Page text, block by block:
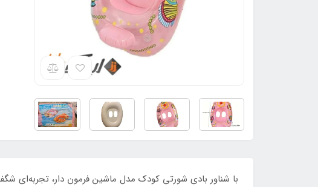
با شناور بادی شورتی کودک مدل ماشین فرمون دار، تجربه‌ای